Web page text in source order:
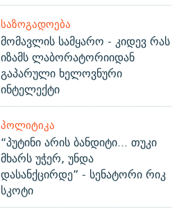
ᲡᲐᲖᲝᲒᲐᲓᲝᲔᲑᲐ
მომავლის სამყარო - კიდევ რას
იზამს ლაბორატორიიდან
გაპარული ხელოვნური
ინტელექტი
ᲞᲝᲚᲘᲢᲘᲙᲐ
“პუტინი არის ბანდიტი... თუკი
მხარს უჭერ, უნდა
დასანქცირდე” - სენატორი რიკ
სკოტი